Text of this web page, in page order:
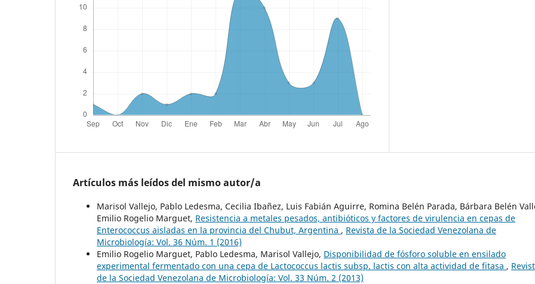
Artículos más leídos del mismo autor/a
Marisol Vallejo, Pablo Ledesma, Cecilia Ibañez, Luis Fabián Aguirre, Romina Belén Parada, Bárbara Belén
Emilio Rogelio Marguet, Resistencia a metales pesados, antibióticos y factores de virulencia en cepas de
Enterococcus aisladas en la provincia del Chubut, Argentina , Revista de la Sociedad Venezolana de
Microbiología: Vol. 36 Núm. 1 (2016)
Emilio Rogelio Marguet, Pablo Ledesma, Marisol Vallejo, Disponibilidad de fósforo soluble en ensilado
experimental fermentado con una cepa de Lactococcus lactis subsp. lactis con alta actividad de fitasa ,
de la Sociedad Venezolana de Microbiología: Vol. 33 Núm. 2 (2013)